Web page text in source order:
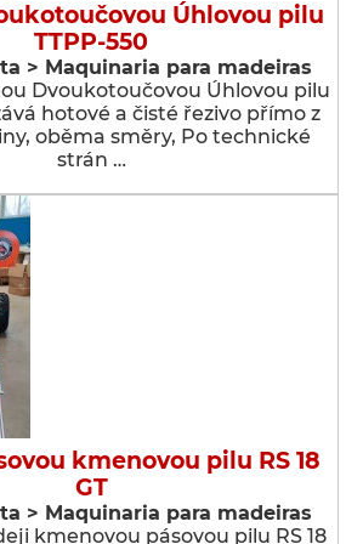
Úhlovou pilu
TTPP-550
> Maquinaria para madeiras
Dvoukotoučovou Úhlovou pilu
hotové a čisté řezivo přímo z
oběma směry, Po technické
strán …
kmenovou pilu RS 18
GT
> Maquinaria para madeiras
kmenovou pásovou pilu RS 18